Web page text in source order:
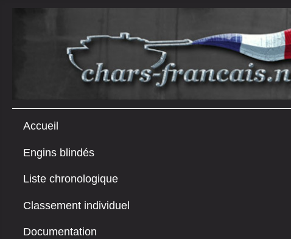
Accueil
Engins blindés
Liste chronologique
Classement individuel
Documentation